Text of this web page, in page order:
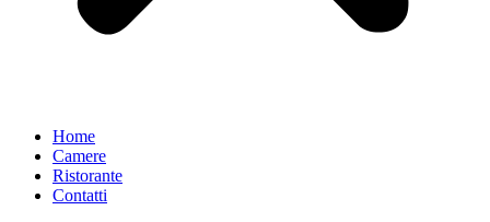
Home
Camere
Ristorante
Contatti